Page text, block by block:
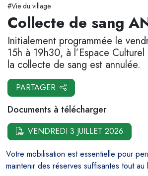
#Vie du village
Collecte de sang
Initialement programmée le
15h à 19h30, à l’Espace
la collecte de sang est annulée.
PARTAGER
Documents à télécharger
VENDREDI 3 JUILLET 2026
Votre mobilisation est essentielle pour
maintenir des réserves suffisantes tout au